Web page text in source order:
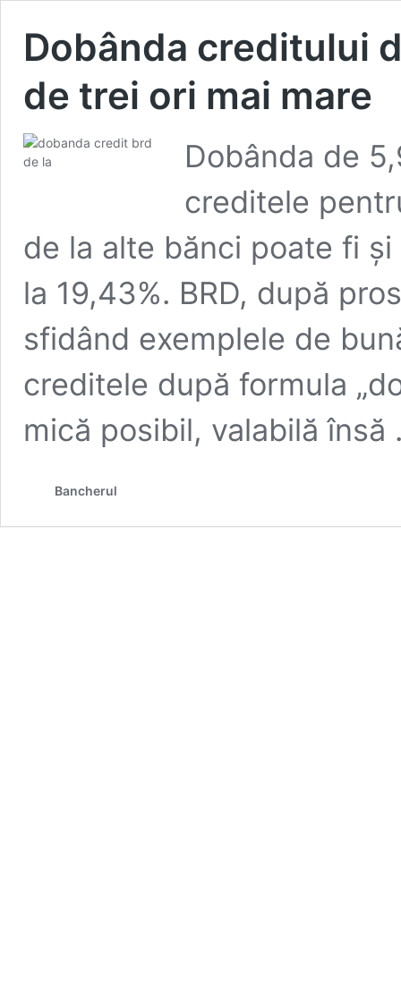
Dobânda creditului
de trei ori mai mare
Dobânda de
creditele
de la alte bănci poate fi
la 19,43%. BRD, după
sfidând exemplele de
creditele după formula
mică posibil, valabilă
Bancherul